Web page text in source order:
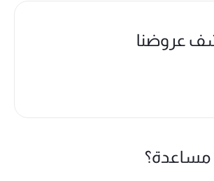
عروضنا
مساعدة؟